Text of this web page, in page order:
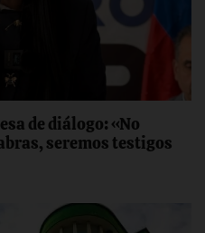
de diálogo: «No
seremos testigos